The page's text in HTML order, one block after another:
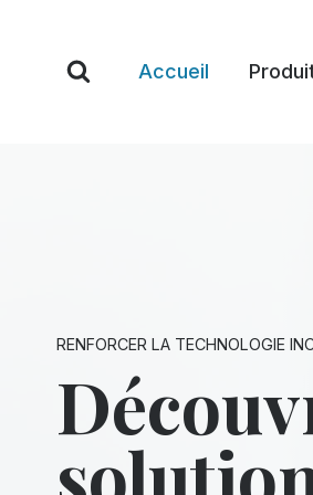
content
Accueil
RENFORCER LA TECHNOLOGIE